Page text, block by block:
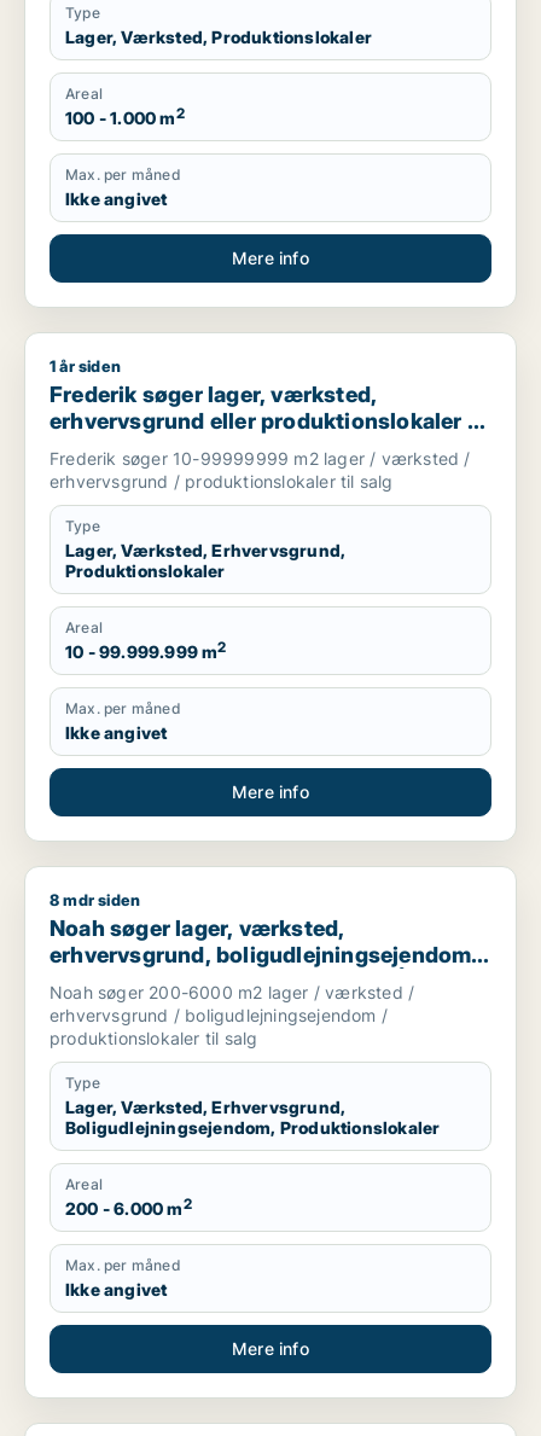
Type
Lager, Værksted, Produktionslokaler
Areal
100 - 1.000 m2
Max. per måned
Ikke angivet
Mere info
Frederik søger lager, værksted, erhvervsgrund eller
1 år siden
Frederik søger lager, værksted,
erhvervsgrund eller produktionslokaler til
salg i Holstebro, Thisted eller Skive m.fl.
Frederik søger 10-99999999 m2 lager / værksted /
erhvervsgrund / produktionslokaler til salg
Type
Lager, Værksted, Erhvervsgrund,
Produktionslokaler
Areal
10 - 99.999.999 m2
Max. per måned
Ikke angivet
Mere info
Noah søger lager, værksted, erhvervsgrund,
8 mdr siden
Noah søger lager, værksted,
erhvervsgrund, boligudlejningsejendom
eller produktionslokaler til salg i Århus
Noah søger 200-6000 m2 lager / værksted /
erhvervsgrund / boligudlejningsejendom /
produktionslokaler til salg
Type
Lager, Værksted, Erhvervsgrund,
Boligudlejningsejendom, Produktionslokaler
Areal
200 - 6.000 m2
Max. per måned
Ikke angivet
Mere info